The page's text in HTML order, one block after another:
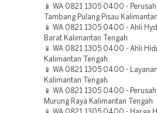
📱 WA 0821 1305 0400 -
Tambang Pulang Pisau
📱 WA 0821 1305 0400 - Ahli
Barat Kalimantan Tengah
📱 WA 0821 1305 0400 - Ahli
Kalimantan Tengah
📱 WA 0821 1305 0400 -
Kalimantan Tengah
📱 WA 0821 1305 0400 -
Murung Raya Kalimantan Tengah